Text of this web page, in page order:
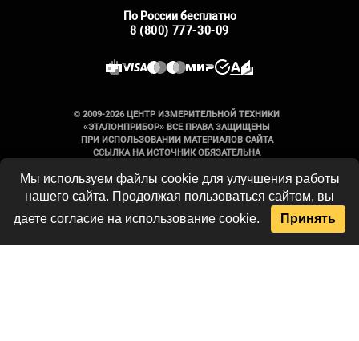
По России бесплатно
8 (800) 777-30-09
© 2009-2026 ЦЕНТР ИЗМЕРИТЕЛЬНОЙ ТЕХНИКИ
«ЭТАЛОНПРИБОР» ВСЕ ПРАВА ЗАЩИЩЕНЫ
ПРИ ИСПОЛЬЗОВАНИИ МАТЕРИАЛОВ САЙТА
ССЫЛКА НА ИСТОЧНИК ОБЯЗАТЕЛЬНА
Вся информация на сайте носит
справочный характер и не является
публичной офертой, определяемой
положениями Статьи 437 Гражданского
Мы используем файлы cookie для улучшения работы
нашего сайта. Продолжая пользоваться сайтом, вы
даете согласие на использование cookie.
Принять